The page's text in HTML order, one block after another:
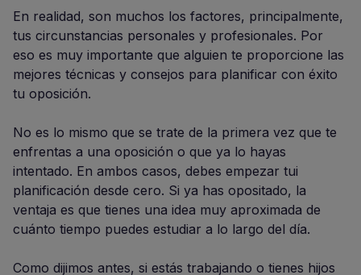
En realidad, son muchos los factores, principalmente,
tus circunstancias personales y profesionales. Por
eso es muy importante que alguien te proporcione las
mejores técnicas y consejos para planificar con éxito
tu oposición.
No es lo mismo que se trate de la primera vez que te
enfrentas a una oposición o que ya lo hayas
intentado. En ambos casos, debes empezar tui
planificación desde cero. Si ya has opositado, la
ventaja es que tienes una idea muy aproximada de
cuánto tiempo puedes estudiar a lo largo del día.
Como dijimos antes, si estás trabajando o tienes hijos